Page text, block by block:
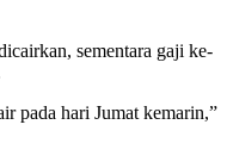
sementara gaji ke-
pada hari Jumat kemarin,”